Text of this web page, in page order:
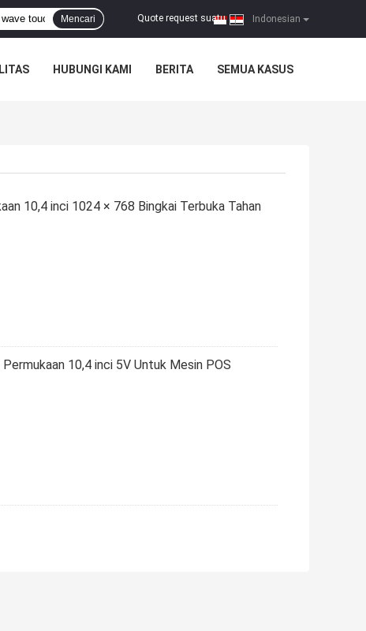
Indonesian
Quote request suatu |
Mencari
HUBUNGI KAMI BERITA SEMUA KASUS
10,4 inci 1024 × 768 Bingkai Terbuka Tahan
10,4 inci 5V Untuk Mesin POS